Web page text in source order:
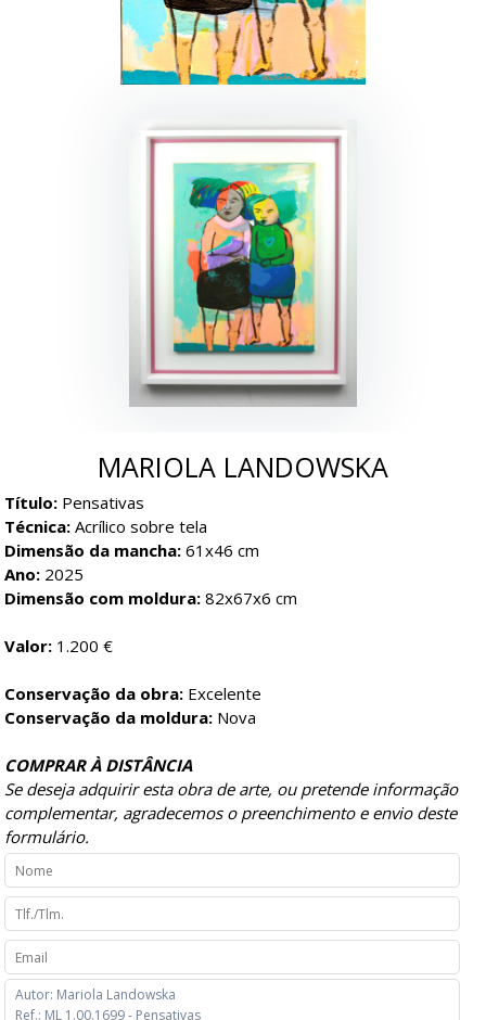
MARIOLA LANDOWSKA
Título: Pensativas
Técnica:Acrílico sobre tela
Dimensão da mancha:61x46 cm
Ano: 2025
Dimensão com moldura:82x67x6 cm
Valor: 1.200 €
Conservação da obra: Excelente
Conservação da moldura: Nova
COMPRAR À DISTÂNCIA
Se deseja adquirir esta obra de arte, ou pretende informação
complementar, agradecemos o preenchimento e envio deste
formulário.